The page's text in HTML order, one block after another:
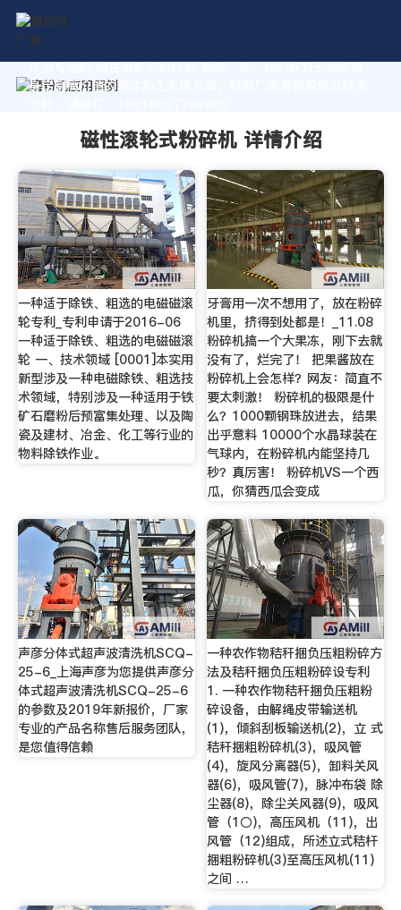
作为专业的 磁性滚轮式粉碎机 制造厂家，我们致力于为您量
身定制高价值的粉体加工系统方案。获取厂家直销报价及技术
磁性滚轮式粉碎机 详情介绍
一种适于除铁、粗选的电磁磁滚
轮专利_专利申请于2016-06
一种适于除铁、粗选的电磁磁滚
轮 一、技术领域 [0001]本实用
新型涉及一种电磁除铁、粗选技
术领域，特别涉及一种适用于铁
矿石磨粉后预富集处理、以及陶
瓷及建材、冶金、化工等行业的
物料除铁作业。
牙膏用一次不想用了，放在粉碎
机里，挤得到处都是！_11.08
粉碎机搞一个大果冻，刚下去就
没有了，烂完了！ 把果酱放在
粉碎机上会怎样？网友：简直不
要太刺激！ 粉碎机的极限是什
么？1000颗钢珠放进去，结果
出乎意料 10000个水晶球装在
气球内，在粉碎机内能坚持几
秒？真厉害！ 粉碎机VS一个西
瓜，你猜西瓜会变成
声彦分体式超声波清洗机SCQ-
25-6_上海声彦为您提供声彦分
体式超声波清洗机SCQ-25-6
的参数及2019年新报价，厂家
专业的产品名称售后服务团队，
是您值得信赖
一种农作物秸秆捆负压粗粉碎方
法及秸秆捆负压粗粉碎设专利
1. 一种农作物秸秆捆负压粗粉
碎设备，由解绳皮带输送机
(1)，倾斜刮板输送机(2)，立 式
秸秆捆粗粉碎机(3)，吸风管
(4)，旋风分离器(5)，卸料关风
器(6)，吸风管(7)，脉冲布袋 除
尘器(8)，除尘关风器(9)，吸风
管（1〇)，高压风机（11)，出
风管（12)组成，所述立式秸杆
捆粗粉碎机(3)至高压风机(11)
之间 …